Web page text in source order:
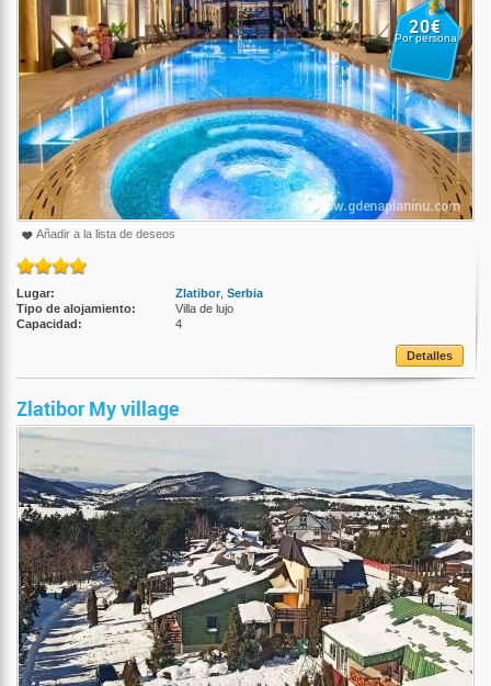
Añadir a la lista de deseos
20€
Por persona
Lugar: Zlatibor, Serbia
Tipo de alojamiento:
Villa de lujo
Capacidad:
4
Detalles
Zlatibor My village